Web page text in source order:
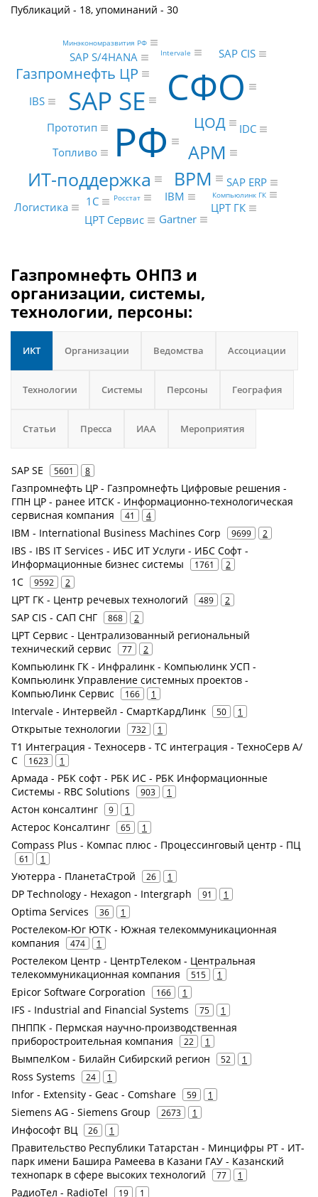
Публикаций - 18, упоминаний - 30
РФ
СФО
SAP SE
ИТ-поддержка BPM
АРМ
Газпромнефть ЦР
ЦОД
Прототип
Топливо
Логистика
IBM
IBS
1С ЦРТ ГК
SAP CIS
ЦРТ Сервис
SAP S/4HANA
SAP ERP
IDC
Gartner
Компьюлинк ГК
Intervale
Минэкономразвития РФ
Росстат
Газпромнефть ОНПЗ и
организации, системы,
технологии, персоны:
ИКТ Организации Ведомства Ассоциации
Технологии Системы Персоны География
Статьи Пресса ИАА Мероприятия
SAP SE 5601 8
Газпромнефть ЦР - Газпромнефть Цифровые решения -
ГПН ЦР - ранее ИТСК - Информационно-технологическая
сервисная компания
41 4
IBM - International Business Machines Corp 9699 2
IBS - IBS IT Services - ИБС ИТ Услуги - ИБС Софт -
Информационные бизнес системы
1761 2
1С 9592 2
ЦРТ ГК - Центр речевых технологий 489 2
SAP CIS - САП СНГ 868 2
ЦРТ Сервис - Централизованный региональный
технический сервис
77 2
Компьюлинк ГК - Инфралинк - Компьюлинк УСП -
Компьюлинк Управление системных проектов -
КомпьюЛинк Сервис
166 1
Intervale - Интервейл - СмартКардЛинк 50 1
Открытые технологии 732 1
Т1 Интеграция - Техносерв - ТС интеграция - ТехноСерв А/
С
1623 1
Армада - РБК софт - РБК ИС - РБК Информационные
Системы - RBC Solutions
903 1
Астон консалтинг 9 1
Астерос Консалтинг 65 1
Compass Plus - Компас плюс - Процессинговый центр - ПЦ
61 1
Уютерра - ПланетаСтрой 26 1
DP Technology - Hexagon - Intergraph 91 1
Optima Services 36 1
Ростелеком-Юг ЮТК - Южная телекоммуникационная
компания
474 1
Ростелеком Центр - ЦентрТелеком - Центральная
телекоммуникационная компания
515 1
Epicor Software Corporation 166 1
IFS - Industrial and Financial Systems 75 1
ПНППК - Пермская научно-производственная
приборостроительная компания
22 1
ВымпелКом - Билайн Сибирский регион 52 1
Ross Systems 24 1
Infor - Extensity - Geac - Comshare 59 1
Siemens AG - Siemens Group 2673 1
Инфософт ВЦ 26 1
Правительство Республики Татарстан - Минцифры РТ - ИТ-
парк имени Башира Рамеева в Казани ГАУ - Казанский
технопарк в сфере высоких технологий
77 1
РадиоТел - RadioTel 19 1